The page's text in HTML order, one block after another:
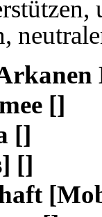
[]
[]
[]